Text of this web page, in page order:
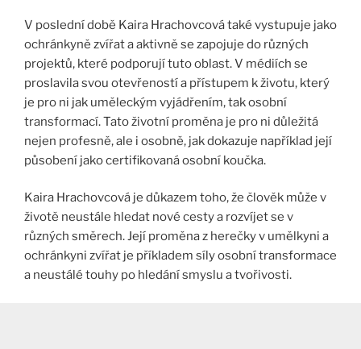
V poslední době Kaira Hrachovcová také vystupuje jako
ochránkyně zvířat a aktivně se zapojuje do různých
projektů, které podporují tuto oblast. V médiích se
proslavila svou otevřeností a přístupem k životu, který
je pro ni jak uměleckým vyjádřením, tak osobní
transformací. Tato životní proměna je pro ni důležitá
nejen profesně, ale i osobně, jak dokazuje například její
působení jako certifikovaná osobní koučka​.
Kaira Hrachovcová je důkazem toho, že člověk může v
životě neustále hledat nové cesty a rozvíjet se v
různých směrech. Její proměna z herečky v umělkyni a
ochránkyni zvířat je příkladem síly osobní transformace
a neustálé touhy po hledání smyslu a tvořivosti.